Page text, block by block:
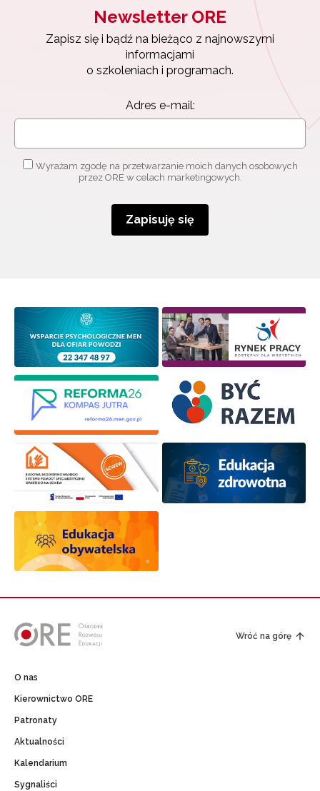
Newsletter ORE
Zapisz się i bądź na bieżąco z najnowszymi
informacjami
o szkoleniach i programach.
Adres e-mail:
Wyrażam zgodę na przetwarzanie moich danych osobowych
przez ORE w celach marketingowych.
Zapisuję się
Wróć na górę
O nas
Kierownictwo ORE
Patronaty
Aktualności
Kalendarium
Sygnaliści
Newsletter ORE
Zapisz się i bądź na bieżąco z najnowszymi
o szkoleniach i programach.
Adres e-mail: